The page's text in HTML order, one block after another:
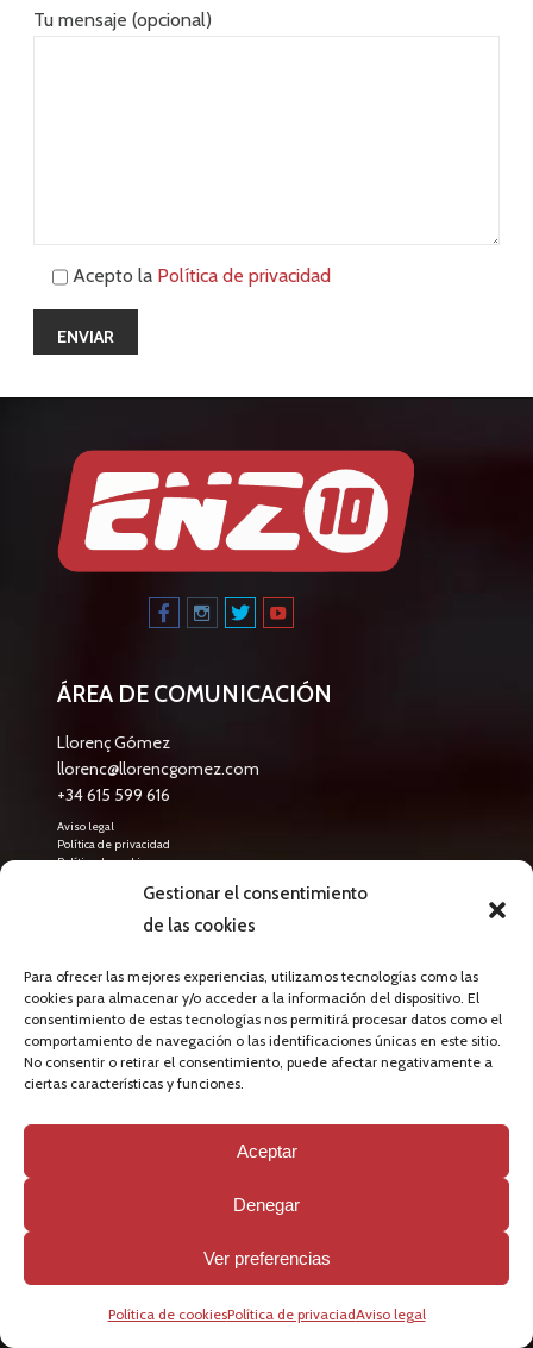
Gestionar el consentimiento
de las cookies
Para ofrecer las mejores experiencias, utilizamos tecnologías como las
cookies para almacenar y/o acceder a la información del dispositivo. El
consentimiento de estas tecnologías nos permitirá procesar datos como el
comportamiento de navegación o las identificaciones únicas en este sitio.
No consentir o retirar el consentimiento, puede afectar negativamente a
ciertas características y funciones.
Aceptar
Denegar
Ver preferencias
Política de cookiesPolítica de privaciadAviso legal
Tu mensaje (opcional)
Acepto la Política de privacidad
ÁREA DE COMUNICACIÓN
Llorenç Gómez
llorenc@llorencgomez.com
+34 615 599 616
Aviso legal
Política de privacidad
Política de cookies
LATEST NEWS
abril 9, 2026
El International Training Camp 2026 de Llorenç
Gómez Academy consolida su crecimiento
internacional en Torredembarra
abril 8, 2026
tecnificación de iniciación al fútbol playa